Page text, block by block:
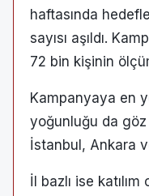
haftasında
sayısı aşıldı.
72 bin kişinin
Kampanyaya en
yoğunluğu da
İstanbul, Ankara
İl bazlı ise